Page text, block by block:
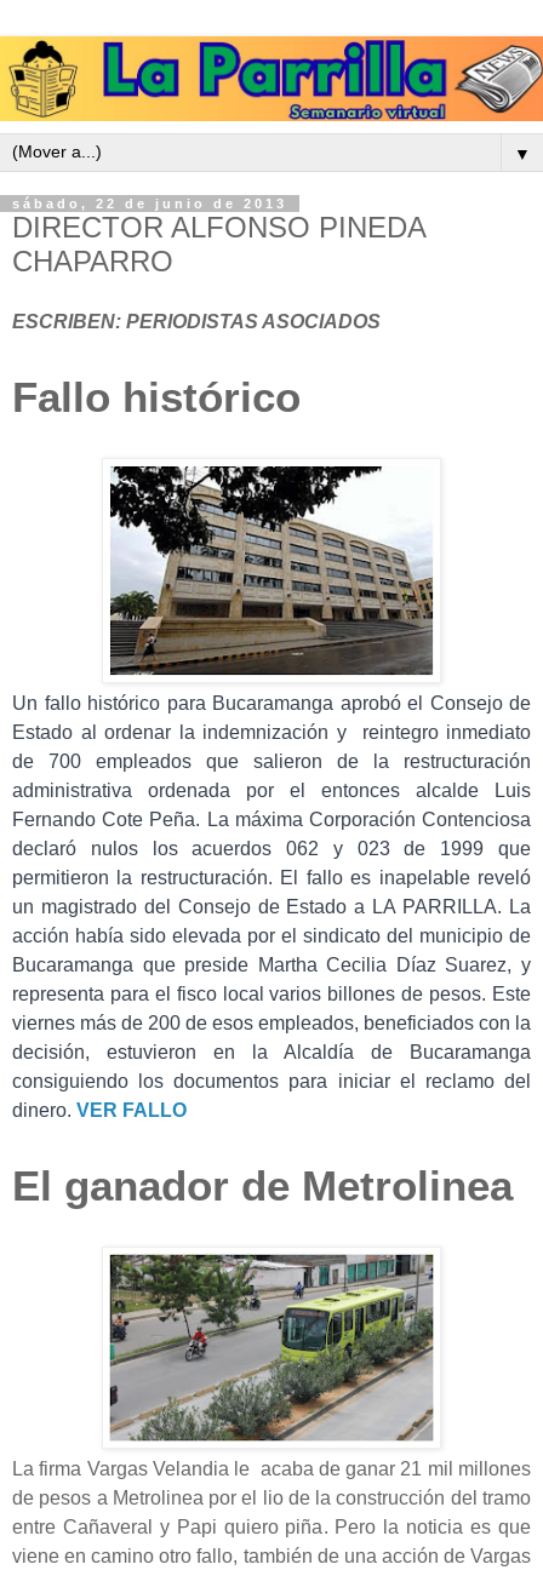
▼
sábado, 22 de junio de 2013
DIRECTOR ALFONSO PINEDA
CHAPARRO
ESCRIBEN: PERIODISTAS ASOCIADOS
Fallo histórico
Un fallo histórico para Bucaramanga aprobó el Consejo de
Estado al ordenar la indemnización y reintegro inmediato
de 700 empleados que salieron de la restructuración
administrativa ordenada por el entonces alcalde Luis
Fernando Cote Peña. La máxima Corporación Contenciosa
declaró nulos los acuerdos 062 y 023 de 1999 que
permitieron la restructuración. El fallo es inapelable reveló
un magistrado del Consejo de Estado a LA PARRILLA. La
acción había sido elevada por el sindicato del municipio de
Bucaramanga que preside Martha Cecilia Díaz Suarez, y
representa para el fisco local varios billones de pesos. Este
viernes más de 200 de esos empleados, beneficiados con la
decisión, estuvieron en la Alcaldía de Bucaramanga
consiguiendo los documentos para iniciar el reclamo del
dinero. VER FALLO
El ganador de Metrolinea
La firma Vargas Velandia le acaba de ganar 21 mil millones
de pesos a Metrolinea por el lio de la construcción del tramo
entre Cañaveral y Papi quiero piña. Pero la noticia es que
viene en camino otro fallo, también de una acción de Vargas